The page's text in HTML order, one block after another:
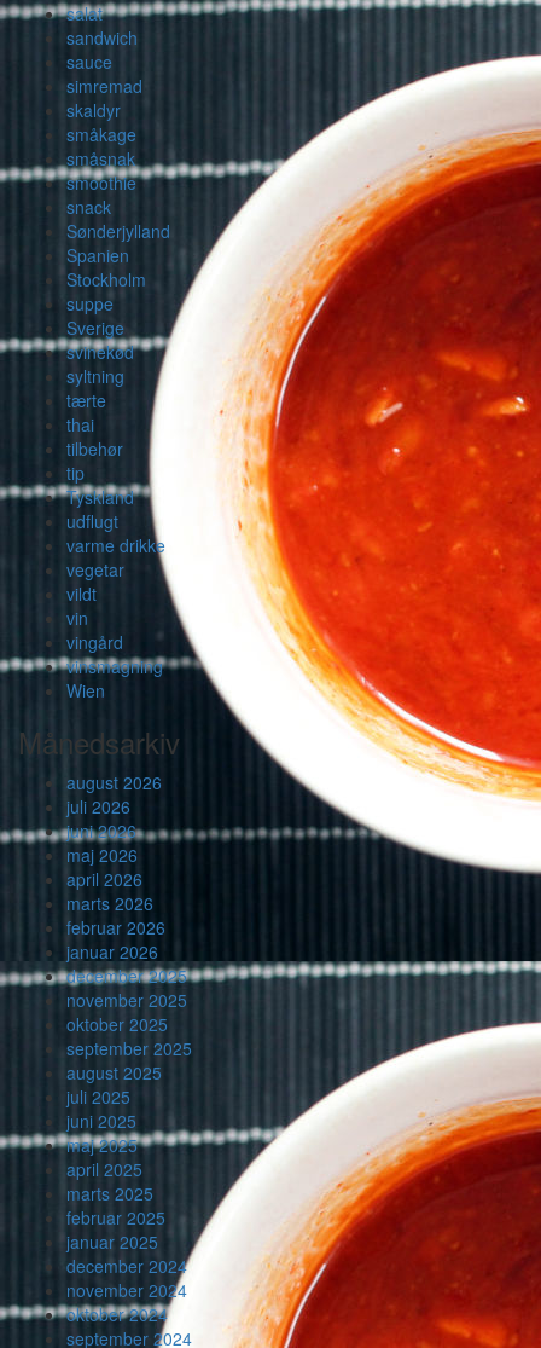
salat
sandwich
sauce
simremad
skaldyr
småkage
småsnak
smoothie
snack
Sønderjylland
Spanien
Stockholm
suppe
Sverige
svinekød
syltning
tærte
thai
tilbehør
tip
Tyskland
udflugt
varme drikke
vegetar
vildt
vin
vingård
vinsmagning
Wien
Månedsarkiv
august 2026
juli 2026
juni 2026
maj 2026
april 2026
marts 2026
februar 2026
januar 2026
december 2025
november 2025
oktober 2025
september 2025
august 2025
juli 2025
juni 2025
maj 2025
april 2025
marts 2025
februar 2025
januar 2025
december 2024
november 2024
oktober 2024
september 2024